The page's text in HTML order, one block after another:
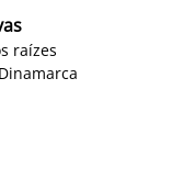
raízes